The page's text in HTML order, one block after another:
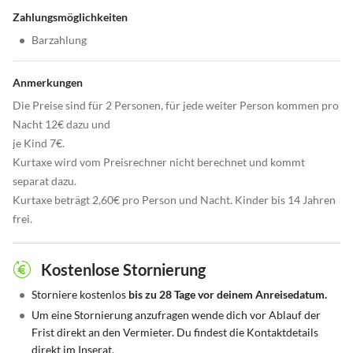
Zahlungsmöglichkeiten
• Barzahlung
Anmerkungen
Die Preise sind für 2 Personen, für jede weiter Person kommen pro
Nacht 12€ dazu und
je Kind 7€.
Kurtaxe wird vom Preisrechner nicht berechnet und kommt
separat dazu.
Kurtaxe beträgt 2,60€ pro Person und Nacht. Kinder bis 14 Jahren
frei.
Kostenlose Stornierung
• Storniere kostenlos bis zu 28 Tage vor deinem Anreisedatum.
• Um eine Stornierung anzufragen wende dich vor Ablauf der
Frist direkt an den Vermieter. Du findest die Kontaktdetails
direkt im Inserat.